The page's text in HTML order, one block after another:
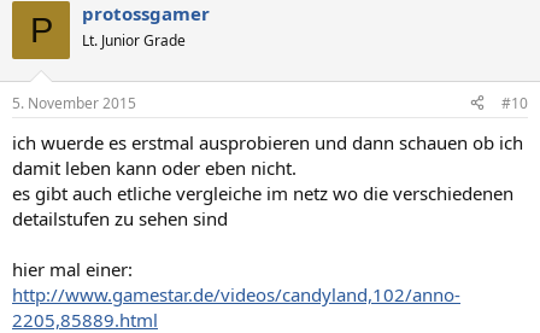
P protossgamer
Lt. Junior Grade
5. November 2015 #10
ich wuerde es erstmal ausprobieren und dann schauen ob ich
damit leben kann oder eben nicht.
es gibt auch etliche vergleiche im netz wo die verschiedenen
detailstufen zu sehen sind
hier mal einer:
http://www.gamestar.de/videos/candyland,102/anno-
2205,85889.html